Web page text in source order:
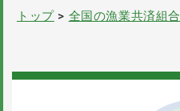
トップ 全国の漁業共済組